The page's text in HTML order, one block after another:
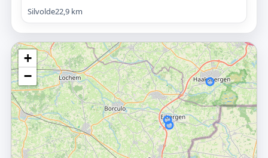
Silvolde22,9 km
+
−